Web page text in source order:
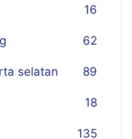
16
62
selatan 89
18
135